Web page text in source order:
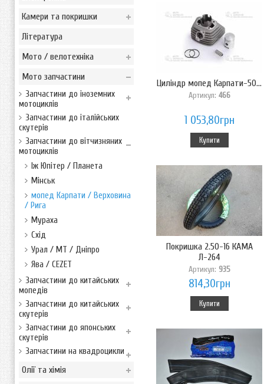
Камери та покришки
Література
Мото / велотехніка
Мото запчастини
Запчастини до іноземних
мотоциклів
Запчастини до італійських
скутерів
Запчастини до вітчизняних
мотоциклів
Іж Юпітер / Планета
Мінськ
мопед Карпати / Верховина
/ Рига
Мураха
Схід
Урал / МТ / Дніпро
Ява / CEZET
Запчастини до китайських
мопедів
Запчастини до китайських
скутерів
Запчастини до японських
скутерів
Запчастини на квадроцикли
Олії та хімія
Циліндр мопед Карпати-50...
Артикул: 466
1 053,80грн
Купити
Покришка 2.50-16 КАМА
Л-264
Артикул: 935
814,30грн
Купити